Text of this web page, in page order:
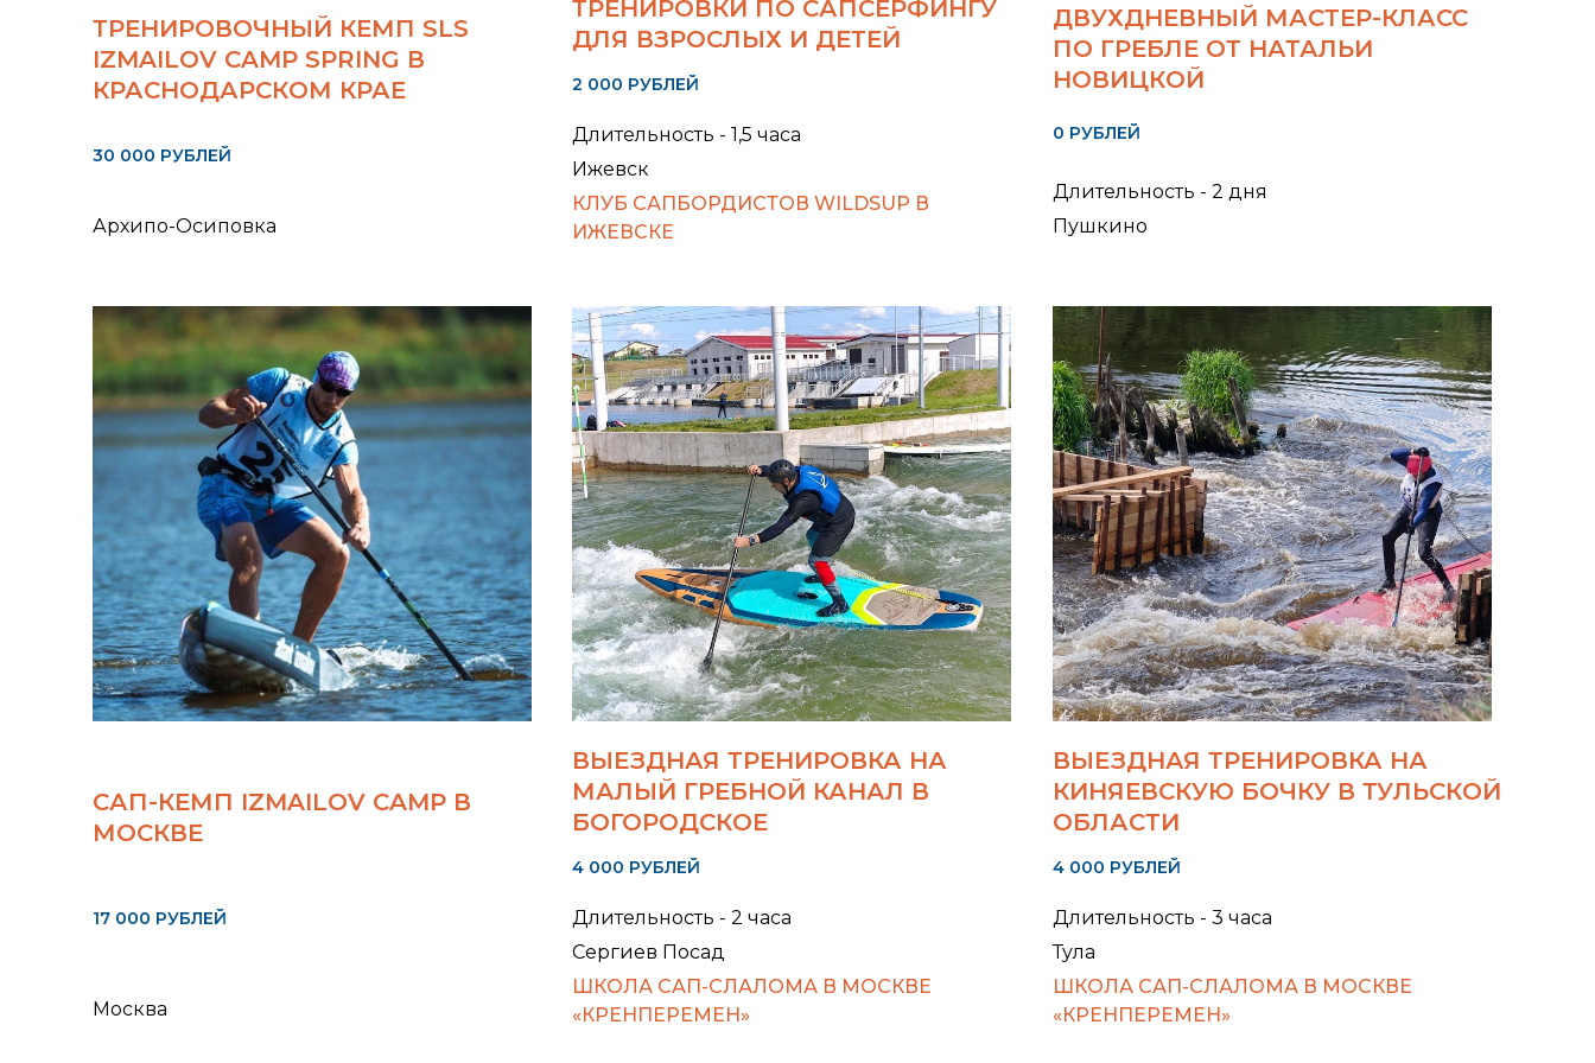
ТРЕНИРОВОЧНЫЙ КЕМП SLS
IZMAILOV CAMP SPRING В
КРАСНОДАРСКОМ КРАЕ
30 000 РУБЛЕЙ
Архипо-Осиповка
ТРЕНИРОВКИ ПО САПСЕРФИНГУ
ДЛЯ ВЗРОСЛЫХ И ДЕТЕЙ
2 000 РУБЛЕЙ
Длительность - 1,5 часа
Ижевск
КЛУБ САПБОРДИСТОВ WILDSUP В
ИЖЕВСКЕ
ДВУХДНЕВНЫЙ МАСТЕР-КЛАСС
ПО ГРЕБЛЕ ОТ НАТАЛЬИ
НОВИЦКОЙ
0 РУБЛЕЙ
Длительность - 2 дня
Пушкино
САП-КЕМП IZMAILOV CAMP В
МОСКВЕ
17 000 РУБЛЕЙ
Москва
ВЫЕЗДНАЯ ТРЕНИРОВКА НА
МАЛЫЙ ГРЕБНОЙ КАНАЛ В
БОГОРОДСКОЕ
4 000 РУБЛЕЙ
Длительность - 2 часа
Сергиев Посад
ШКОЛА САП-СЛАЛОМА В МОСКВЕ
«КРЕНПЕРЕМЕН»
ВЫЕЗДНАЯ ТРЕНИРОВКА НА
КИНЯЕВСКУЮ БОЧКУ В ТУЛЬСКОЙ
ОБЛАСТИ
4 000 РУБЛЕЙ
Длительность - 3 часа
Тула
ШКОЛА САП-СЛАЛОМА В МОСКВЕ
«КРЕНПЕРЕМЕН»